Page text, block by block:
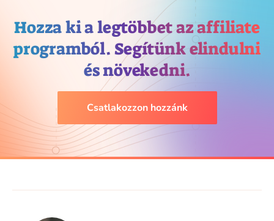
Hozza ki a legtöbbet az affiliate
programból. Segítünk elindulni
és növekedni.
Csatlakozzon hozzánk